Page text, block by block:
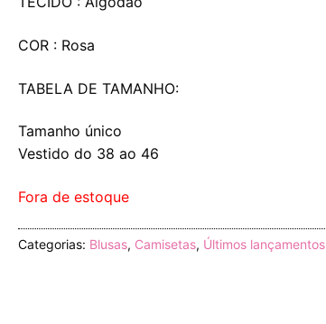
COR : Rosa
TABELA DE TAMANHO:
Tamanho único
Vestido do 38 ao 46
Fora de estoque
Categorias: Blusas, Camisetas, Últimos lançamentos